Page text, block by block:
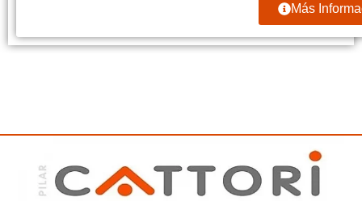
Más